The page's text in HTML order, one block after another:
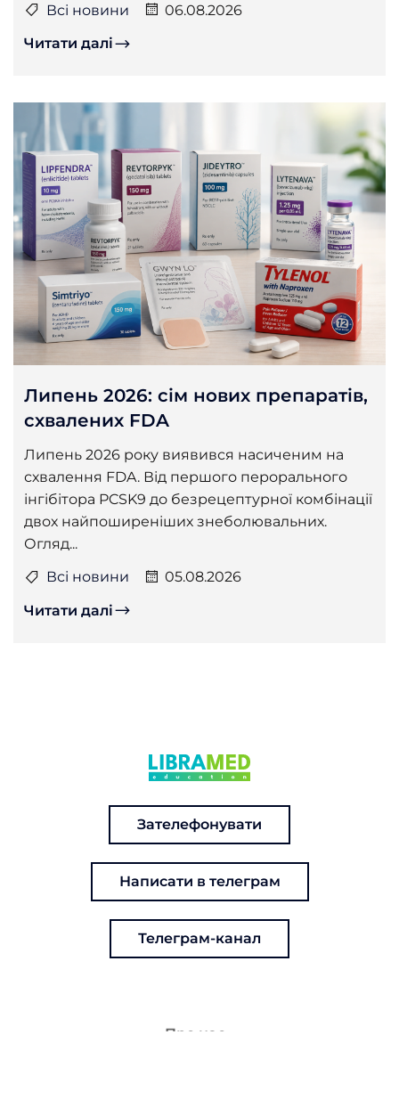
Всі новини
06.08.2026
Читати далі
Липень 2026: сім нових препаратів,
схвалених FDA
Липень 2026 року виявився насиченим на
схвалення FDA. Від першого перорального
інгібітора PCSK9 до безрецептурної комбінації
двох найпоширеніших знеболювальних.
Огляд...
Всі новини
05.08.2026
Читати далі
Зателефонувати
Написати в телеграм
Телеграм-канал
Про нас